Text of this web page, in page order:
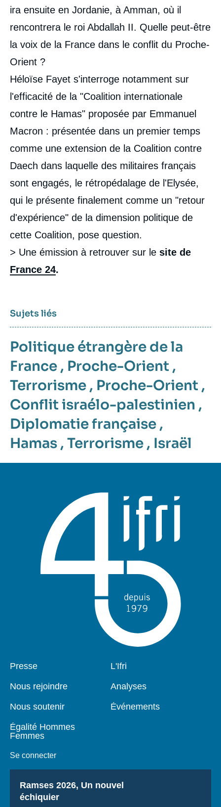
ira ensuite en Jordanie, à Amman, où il
rencontrera le roi Abdallah II. Quelle peut-être
la voix de la France dans le conflit du Proche-
Orient ?
Héloïse Fayet s'interroge notamment sur
l'efficacité de la "Coalition internationale
contre le Hamas" proposée par Emmanuel
Macron : présentée dans un premier temps
comme une extension de la Coalition contre
Daech dans laquelle des militaires français
sont engagés, le rétropédalage de l'Elysée,
qui le présente finalement comme un "retour
d'expérience" de la dimension politique de
cette Coalition, pose question.
> Une émission à retrouver sur le site de
France 24.
Sujets liés
Politique étrangère de la
France , Proche-Orient ,
Terrorisme , Proche-Orient ,
Conflit israélo-palestinien ,
Diplomatie française ,
Hamas , Terrorisme , Israël
Pied
Presse
Nous rejoindre
Nous soutenir
Égalité Hommes
Femmes
Se connecter
Navigation
L'Ifri
Analyses
Événements
Titre
Ramses 2026, Un nouvel
échiquier